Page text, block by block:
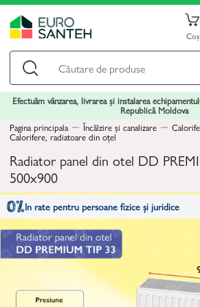
Coș
Efectuăm vânzarea, livrarea și instalarea
Republică Moldova
Pagina principala
Încălzire și canalizare
Calorifere, radiatoare din oțel
Radiator panel din otel DD
500x900
In rate pentru persoane fizice și juridice